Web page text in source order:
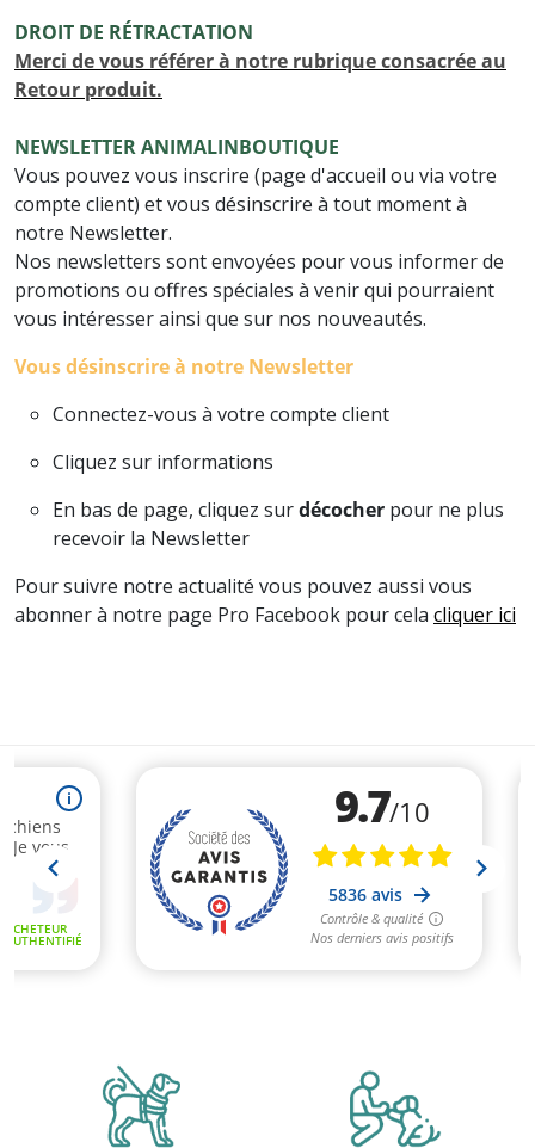
DROIT DE RÉTRACTATION
Merci de vous référer à notre rubrique consacrée au
Retour produit.
NEWSLETTER ANIMALINBOUTIQUE
Vous pouvez vous inscrire (page d'accueil ou via votre
compte client) et vous désinscrire à tout moment à
notre Newsletter.
Nos newsletters sont envoyées pour vous informer de
promotions ou offres spéciales à venir qui pourraient
vous intéresser ainsi que sur nos nouveautés.
Vous désinscrire à notre Newsletter
Connectez-vous à votre compte client
Cliquez sur informations
En bas de page, cliquez surdécocher pour ne plus
recevoir la Newsletter
Pour suivre notre actualité vous pouvez aussi vous
abonner à notre page Pro Facebook pour cela cliquer ici